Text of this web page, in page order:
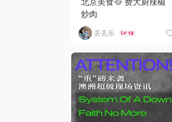
炒肉
丢丢乐 13